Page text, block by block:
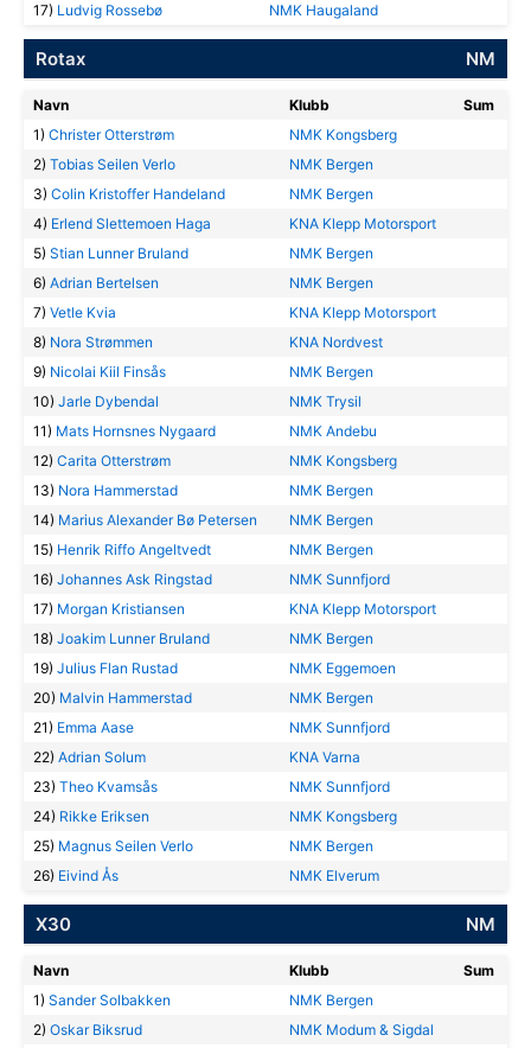
17) Ludvig Rossebø NMK Haugaland
Rotax NM
Navn Klubb
Sum
1) Christer Otterstrøm
NMK Kongsberg
2) Tobias Seilen Verlo
NMK Bergen
3) Colin Kristoffer Handeland
NMK Bergen
4) Erlend Slettemoen Haga
KNA Klepp Motorsport
5) Stian Lunner Bruland
NMK Bergen
6) Adrian Bertelsen
NMK Bergen
7) Vetle Kvia
KNA Klepp Motorsport
8) Nora Strømmen
KNA Nordvest
9) Nicolai Kiil Finsås
NMK Bergen
10) Jarle Dybendal
NMK Trysil
11) Mats Hornsnes Nygaard
NMK Andebu
12) Carita Otterstrøm
NMK Kongsberg
13) Nora Hammerstad
NMK Bergen
14) Marius Alexander Bø Petersen
NMK Bergen
15) Henrik Riffo Angeltvedt
NMK Bergen
16) Johannes Ask Ringstad
NMK Sunnfjord
17) Morgan Kristiansen
KNA Klepp Motorsport
18) Joakim Lunner Bruland
NMK Bergen
19) Julius Flan Rustad
NMK Eggemoen
20) Malvin Hammerstad
NMK Bergen
21) Emma Aase
NMK Sunnfjord
22) Adrian Solum
KNA Varna
23) Theo Kvamsås
NMK Sunnfjord
24) Rikke Eriksen
NMK Kongsberg
25) Magnus Seilen Verlo
NMK Bergen
26) Eivind Ås NMK Elverum
X30 NM
Navn Klubb
Sum
1) Sander Solbakken
NMK Bergen
2) Oskar Biksrud NMK Modum & Sigdal